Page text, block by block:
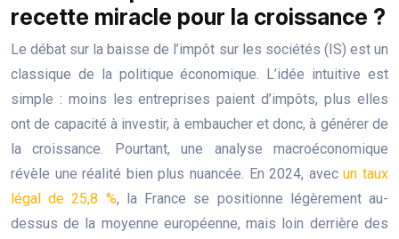
recette miracle pour la croissance ?
Le débat sur la baisse de l’impôt sur les sociétés (IS) est un
classique de la politique économique. L’idée intuitive est
simple : moins les entreprises paient d’impôts, plus elles
ont de capacité à investir, à embaucher et donc, à générer de
la croissance. Pourtant, une analyse macroéconomique
révèle une réalité bien plus nuancée. En 2024, avecun taux
légal de 25,8 %, la France se positionne légèrement au-
dessus de la moyenne européenne, mais loin derrière des